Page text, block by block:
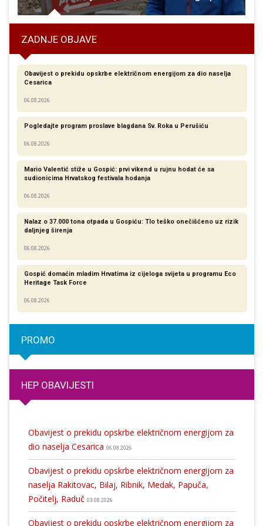
ZADNJE OBJAVE
Obavijest o prekidu opskrbe električnom energijom za dio naselja
Cesarica
06.08.2026
Pogledajte program proslave blagdana Sv. Roka u Perušiću
06.08.2026
Mario Valentić stiže u Gospić: prvi vikend u rujnu hodat će sa
sudionicima Hrvatskog festivala hodanja
06.08.2026
Nalaz o 37.000 tona otpada u Gospiću: Tlo teško onečišćeno uz rizik
daljnjeg širenja
06.08.2026
Gospić domaćin mladim Hrvatima iz cijeloga svijeta u programu Eco
Heritage Task Force
06.08.2026
PROMO
HEP OBAVIJESTI
Obavijest o prekidu opskrbe električnom energijom za
dio naselja Cesarica 06.08.2026
Obavijest o prekidu opskrbe električnom energijom za
naselja Rakitovac, Bilaj, Ribnik, Medak, Papuča,
Počitelj, Raduč 03.08.2026
Obavijest o prekidu opskrbe električnom energijom za